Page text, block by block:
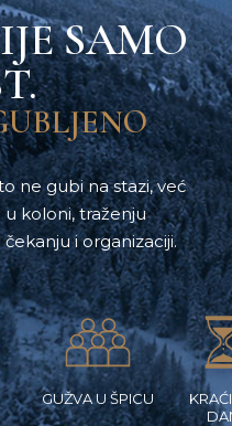
SAMO
ne gubi na stazi, već
koloni, traženju
i organizaciji.
GUŽVA U ŠPICU